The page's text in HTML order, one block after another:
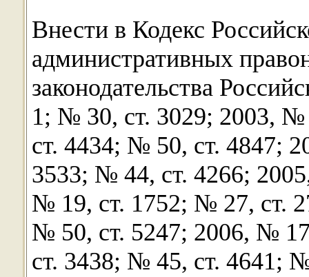
Внести в Кодекс
административных
законодательства
1; № 30, ст. 3029; 2003,
ст. 4434; № 50, ст. 4847;
3533; № 44, ст. 4266;
№ 19, ст. 1752; № 27, ст.
№ 50, ст. 5247; 2006, №
ст. 3438; № 45, ст. 4641;